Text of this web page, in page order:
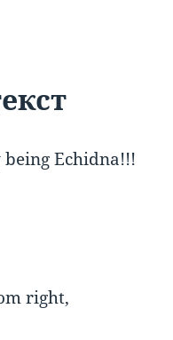
being Echidna!!!
right,